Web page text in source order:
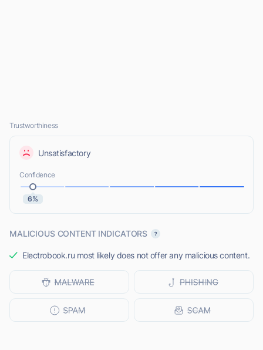
Trustworthiness
Unsatisfactory
Confidence
6%
MALICIOUS CONTENT INDICATORS
Electrobook.ru most likely does not offer any malicious content.